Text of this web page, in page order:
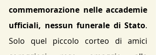
commemorazione nelle accademie
ufficiali, nessun funerale di Stato.
Solo quel piccolo corteo di amici